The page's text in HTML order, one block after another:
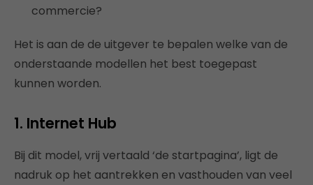
commercie?
Het is aan de de uitgever te bepalen welke van de
onderstaande modellen het best toegepast
kunnen worden.
1. Internet Hub
Bij dit model, vrij vertaald ‘de startpagina’, ligt de
nadruk op het aantrekken en vasthouden van veel